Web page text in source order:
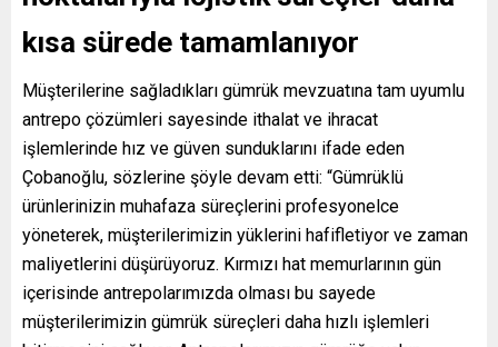
kısa sürede tamamlanıyor
Müşterilerine sağladıkları gümrük mevzuatına tam uyumlu
antrepo çözümleri sayesinde ithalat ve ihracat
işlemlerinde hız ve güven sunduklarını ifade eden
Çobanoğlu, sözlerine şöyle devam etti: “Gümrüklü
ürünlerinizin muhafaza süreçlerini profesyonelce
yöneterek, müşterilerimizin yüklerini hafifletiyor ve zaman
maliyetlerini düşürüyoruz. Kırmızı hat memurlarının gün
içerisinde antrepolarımızda olması bu sayede
müşterilerimizin gümrük süreçleri daha hızlı işlemleri